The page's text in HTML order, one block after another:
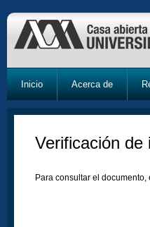
Inicio Acerca de
Verificación de
Para consultar el